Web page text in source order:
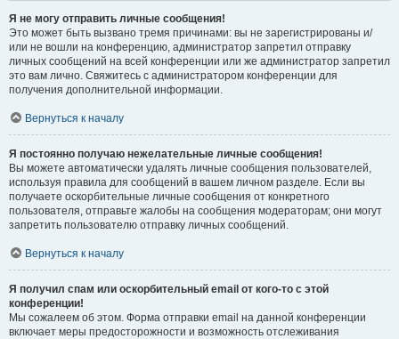
Я не могу отправить личные сообщения!
Это может быть вызвано тремя причинами: вы не зарегистрированы и/
или не вошли на конференцию, администратор запретил отправку
личных сообщений на всей конференции или же администратор запретил
это вам лично. Свяжитесь с администратором конференции для
получения дополнительной информации.
Вернуться к началу
Я постоянно получаю нежелательные личные сообщения!
Вы можете автоматически удалять личные сообщения пользователей,
используя правила для сообщений в вашем личном разделе. Если вы
получаете оскорбительные личные сообщения от конкретного
пользователя, отправьте жалобы на сообщения модераторам; они могут
запретить пользователю отправку личных сообщений.
Вернуться к началу
Я получил спам или оскорбительный email от кого-то с этой
конференции!
Мы сожалеем об этом. Форма отправки email на данной конференции
включает меры предосторожности и возможность отслеживания